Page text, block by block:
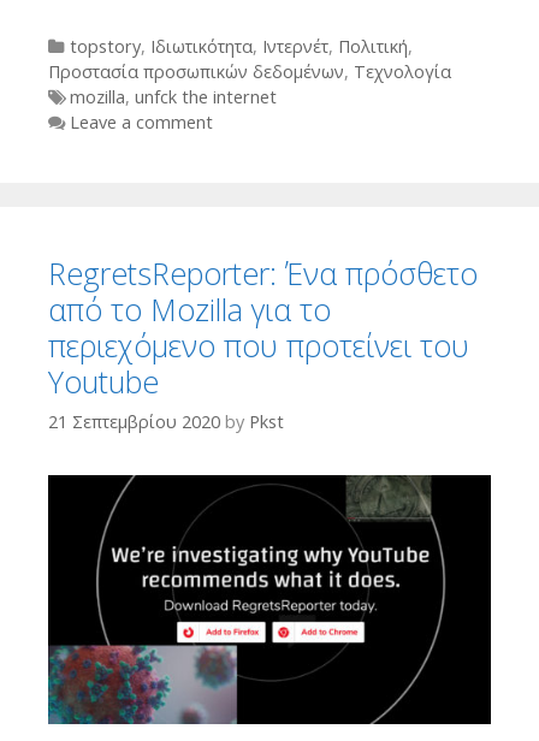
Categories
topstory, Ιδιωτικότητα, Ιντερνέτ, Πολιτική,
Προστασία προσωπικών δεδομένων, Τεχνολογία
Tags
mozilla, unfck the internet
Leave a comment
RegretsReporter: Ένα πρόσθετο
από το Mozilla για το
περιεχόμενο που προτείνει του
Youtube
21 Σεπτεμβρίου 2020 by Pkst